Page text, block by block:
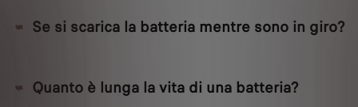
Se si scarica la batteria mentre sono in giro?
Quanto è lunga la vita di una batteria?